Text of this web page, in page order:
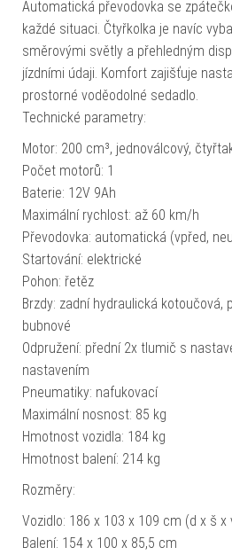
Automatická převodovka se
každé situaci. Čtyřkolka je navíc
směrovými světly a přehledným
jízdními údaji. Komfort zajišťuje
prostorné voděodolné sedadlo.
Technické parametry:
Motor: 200 cm³, jednoválcový,
Počet motorů: 1
Baterie: 12V 9Ah
Maximální rychlost: až 60 km/h
Převodovka: automatická (vpřed,
Startování: elektrické
Pohon: řetěz
Brzdy: zadní hydraulická kotoučová,
bubnové
Odpružení: přední 2x tlumič s
nastavením
Pneumatiky: nafukovací
Maximální nosnost: 85 kg
Hmotnost vozidla: 184 kg
Hmotnost balení: 214 kg
Rozměry:
Vozidlo: 186 x 103 x 109 cm (d x š x
Balení: 154 x 100 x 85,5 cm